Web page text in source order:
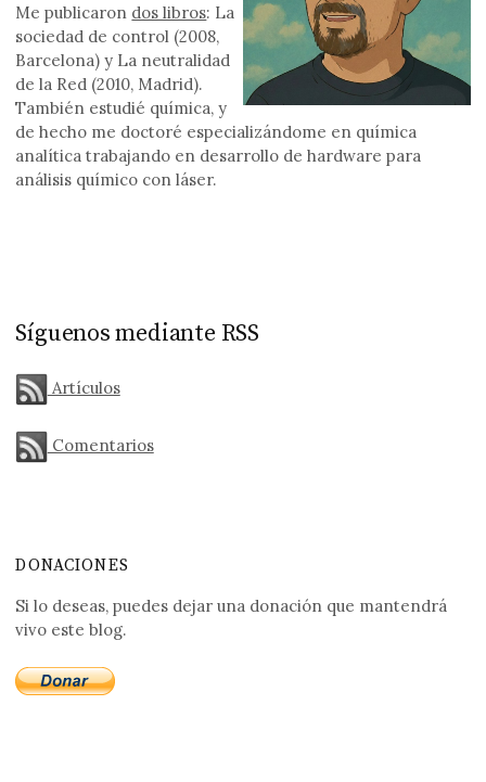
Me publicaron dos libros: La
sociedad de control (2008,
Barcelona) y La neutralidad
de la Red (2010, Madrid).
También estudié química, y
de hecho me doctoré especializándome en química
analítica trabajando en desarrollo de hardware para
análisis químico con láser.
Síguenos mediante RSS
Artículos
Comentarios
DONACIONES
Si lo deseas, puedes dejar una donación que mantendrá
vivo este blog.